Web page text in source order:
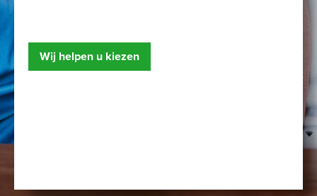
Wij helpen u kiezen